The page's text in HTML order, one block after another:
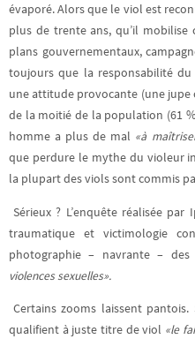
évaporé. Alors que le viol est
plus de trente ans, qu’il mobilise
plans gouvernementaux,
toujours que la responsabilité
une attitude provocante (une jupe
de la moitié de la population (61
homme a plus de mal «à
que perdure le mythe du violeur
la plupart des viols sont commis
Sérieux ? L’enquête réalisée par
traumatique et victimologie
photographie – navrante – des
violences sexuelles».
Certains zooms laissent
qualifient à juste titre de viol «le